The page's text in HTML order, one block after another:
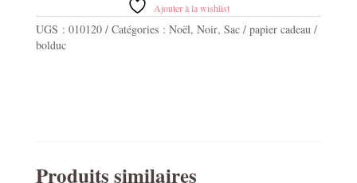
32+13x41cm
Ajouter à la wishlist
UGS : 010120 Catégories : Noël, Noir, Sac / papier cadeau /
bolduc
Produits similaires